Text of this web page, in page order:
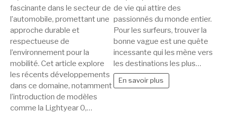
:
les
voitures
solaires
sont-
elles
l’avenir
?
fascinante dans le secteur de
l’automobile, promettant une
approche durable et
respectueuse de
l’environnement pour la
mobilité. Cet article explore
les récents développements
dans ce domaine, notamment
l’introduction de modèles
comme la Lightyear 0,…
destinations
pour
faire
du
surf
dans
le
monde
de vie qui attire des
passionnés du monde entier.
Pour les surfeurs, trouver la
bonne vague est une quête
incessante qui les mène vers
les destinations les plus…
En savoir plus